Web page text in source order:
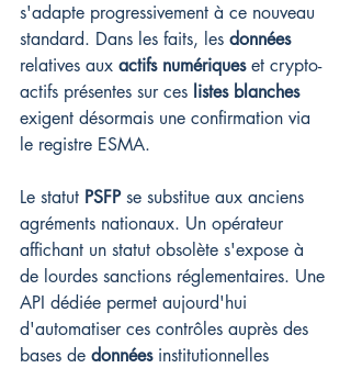
s'adapte progressivement à ce nouveau
standard. Dans les faits, les données
relatives aux actifs numériques et crypto-
actifs présentes sur ces listes blanches
exigent désormais une confirmation via
le registre ESMA.
Le statut PSFP se substitue aux anciens
agréments nationaux. Un opérateur
affichant un statut obsolète s'expose à
de lourdes sanctions réglementaires. Une
API dédiée permet aujourd'hui
d'automatiser ces contrôles auprès des
bases de données institutionnelles